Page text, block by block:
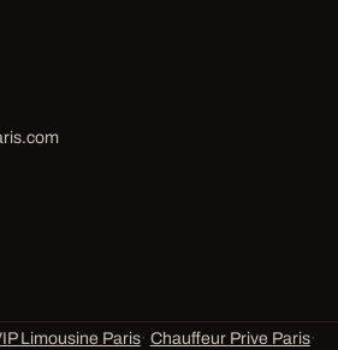
Limousine Paris· Chauffeur Prive Paris·